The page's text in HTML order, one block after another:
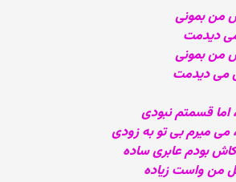
من بمونی
دیدمت
من بمونی
می دیدمت
اما قسمتم نبودی
میرم بی تو به زودی
بودم عابری ساده
من واست زیاده